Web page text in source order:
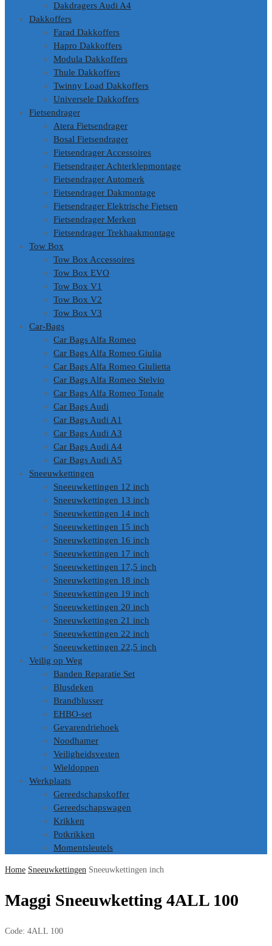
Dakdragers Audi A4
Dakkoffers
Farad Dakkoffers
Hapro Dakkoffers
Modula Dakkoffers
Thule Dakkoffers
Twinny Load Dakkoffers
Universele Dakkoffers
Fietsendrager
Atera Fietsendrager
Bosal Fietsendrager
Fietsendrager Accessoires
Fietsendrager Achterklepmontage
Fietsendrager Automerk
Fietsendrager Dakmontage
Fietsendrager Elektrische Fietsen
Fietsendrager Merken
Fietsendrager Trekhaakmontage
Tow Box
Tow Box Accessoires
Tow Box EVO
Tow Box V1
Tow Box V2
Tow Box V3
Car-Bags
Car Bags Alfa Romeo
Car Bags Alfa Romeo Giulia
Car Bags Alfa Romeo Giulietta
Car Bags Alfa Romeo Stelvio
Car Bags Alfa Romeo Tonale
Car Bags Audi
Car Bags Audi A1
Car Bags Audi A3
Car Bags Audi A4
Car Bags Audi A5
Sneeuwkettingen
Sneeuwkettingen 12 inch
Sneeuwkettingen 13 inch
Sneeuwkettingen 14 inch
Sneeuwkettingen 15 inch
Sneeuwkettingen 16 inch
Sneeuwkettingen 17 inch
Sneeuwkettingen 17,5 inch
Sneeuwkettingen 18 inch
Sneeuwkettingen 19 inch
Sneeuwkettingen 20 inch
Sneeuwkettingen 21 inch
Sneeuwkettingen 22 inch
Sneeuwkettingen 22,5 inch
Veilig op Weg
Banden Reparatie Set
Blusdeken
Brandblusser
EHBO-set
Gevarendriehoek
Noodhamer
Veiligheidsvesten
Wieldoppen
Werkplaats
Gereedschapskoffer
Gereedschapswagen
Krikken
Potkrikken
Momentsleutels
Home Sneeuwkettingen Sneeuwkettingen inch
Maggi Sneeuwketting 4ALL 100
Code: 4ALL 100